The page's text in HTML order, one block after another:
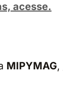
acesse.
MIPYMAG,